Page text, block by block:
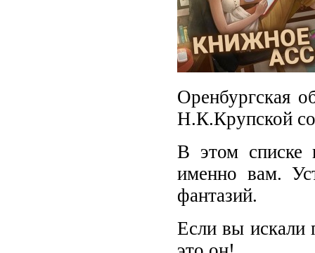
Оренбургская
Н.К.Крупской
В этом списке
именно вам.
фантазий.
Если вы искали